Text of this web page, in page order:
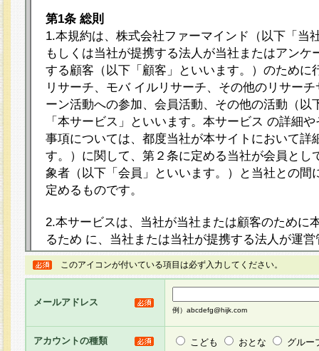
第1条 総則
1.本規約は、株式会社ファーマインド（以下「当
もしくは当社が提携する法人が当社またはアンケ
する顧客（以下「顧客」といいます。）のために
リサーチ、モバ イルリサーチ、その他のリサー
ーン活動への参加、会員活動、その他の活動（以
「本サービス」といいます。本サービス の詳細
事項については、都度当社が本サイトにおいて詳
す。）に関して、第２条に定める当社が会員とし
象者（以下「会員」といいます。）と当社との間
定めるものです。
2.本サービスは、当社が当社または顧客のために
るため に、当社または当社が提携する法人が運
ト（以下「本サイト」といいます。）上に本サー
ージを設け、会員がアンケー ト調査に回答する
し、その結果を当社が集計・分析その他の利用を
るものです。なお、本サービスは、それぞれの目
員に対して本サービスの依頼を行うこともあり、
た全ての会員に対して本サービスの依頼をすると
このアイコンが付いている項目は必ず入力してください。
メールアドレス
例）abcdefg@hijk.com
アカウントの種類 こども おとな グルー